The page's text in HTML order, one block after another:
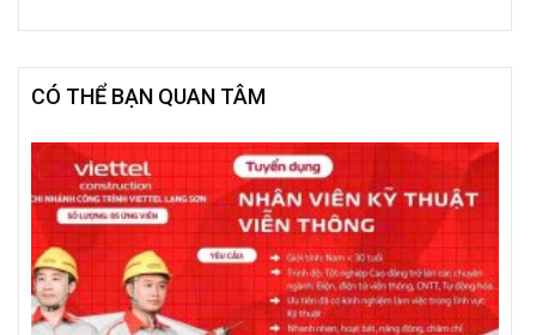
CÓ THỂ BẠN QUAN TÂM